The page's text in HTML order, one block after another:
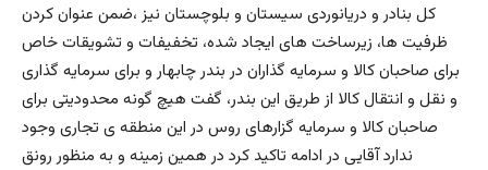
كل بنادر و دريانوردى سيستان و بلوچستان نيز ،ضمن عنوان كردن
ظرفيت ها، زيرساخت هاى ايجاد شده، تخفيفات و تشويقات خاص
براى صاحبان كالا و سرمايه گذاران در بندر چابهار و براى سرمايه گذارى
و نقل و انتقال كالا از طريق اين بندر، گفت هيچ گونه محدوديتى براى
صاحبان كالا و سرمايه گزارهاى روس در اين منطقه ى تجارى وجود
ندارد آقايى در ادامه تاكيد كرد در همين زمينه و به منظور رونق